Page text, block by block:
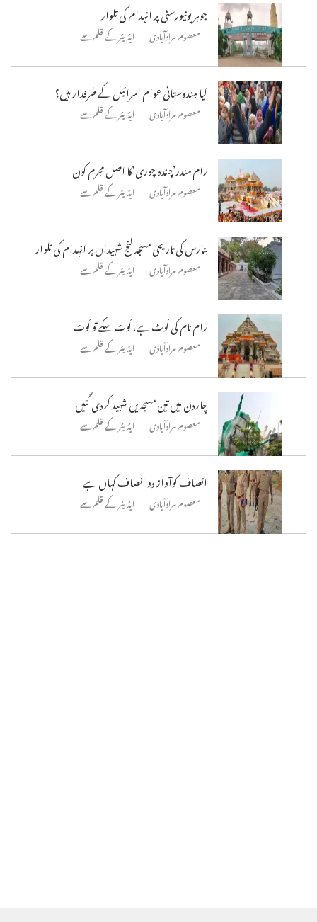
جوہر یونیورسٹی پر انہدام کی تلوار
معصوم مرادآبادی ایڈیٹر کے قلم سے
کیا ہندوستانی عوام اسرائیل کے طرفدار ہیں؟
معصوم مرادآبادی ایڈیٹر کے قلم سے
رام مندر’چندہ چوری‘کا اصل مجرم کون
معصوم مرادآبادی ایڈیٹر کے قلم سے
بنارس کی تاریحی مسجد گنج شہیداں پر انہدام کی تلوار
معصوم مرادآبادی ایڈیٹر کے قلم سے
رام نام کی لُوٹ ہے، لُوٹ سکے تو لُوٹ
معصوم مرادآبادی ایڈیٹر کے قلم سے
چاردن میں تین مسجدیں شہید کردی گئیں
معصوم مرادآبادی ایڈیٹر کے قلم سے
انصاف کوآواز دو انصاف کہاں ہے
معصوم مرادآبادی ایڈیٹر کے قلم سے